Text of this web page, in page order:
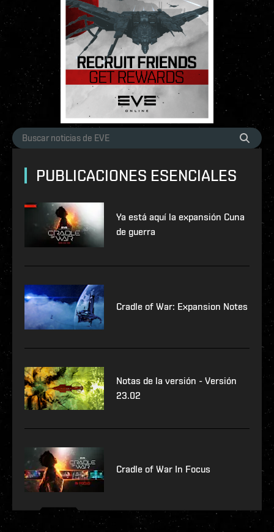
PUBLICACIONES ESENCIALES
Ya está aquí la expansión Cuna
de guerra
Cradle of War: Expansion Notes
Notas de la versión - Versión
23.02
Cradle of War In Focus